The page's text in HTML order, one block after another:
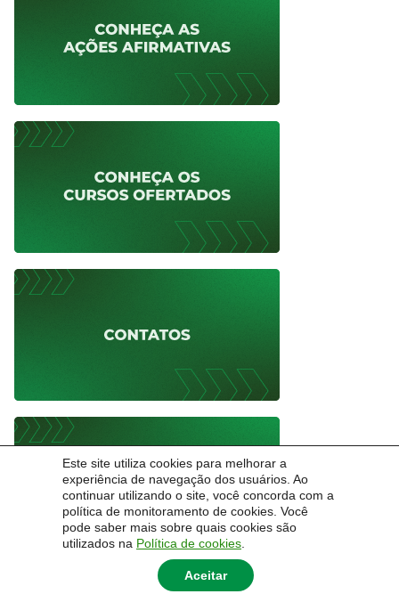
Este site utiliza cookies para melhorar a
experiência de navegação dos usuários. Ao
continuar utilizando o site, você concorda com a
política de monitoramento de cookies. Você
pode saber mais sobre quais cookies são
utilizados na Política de cookies
Aceitar